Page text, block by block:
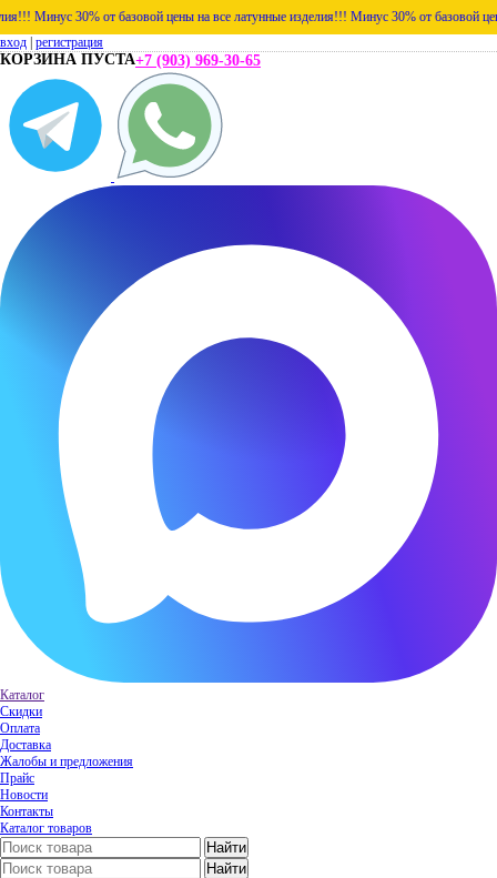
Минус 30% от базовой цены на все латунные изделия!!! Минус 30% от базовой
вход регистрация
КОРЗИНА ПУСТА+7 (903) 969-30-65
Каталог
Скидки
Оплата
Доставка
Жалобы и предложения
Прайс
Новости
Контакты
Каталог товаров